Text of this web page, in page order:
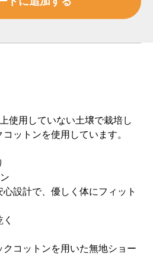
使用していない土壌で栽培し
ットンを使用しています。
設計で、優しく体にフィット
コットンを用いた無地ショー